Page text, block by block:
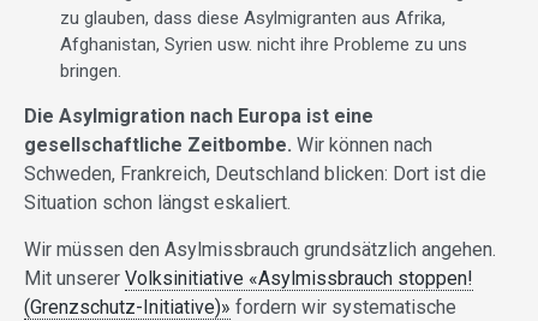
zu glauben, dass diese Asylmigranten aus Afrika,
Afghanistan, Syrien usw. nicht ihre Probleme zu uns
bringen.
Die Asylmigration nach Europa ist eine
gesellschaftliche Zeitbombe. Wir können nach
Schweden, Frankreich, Deutschland blicken: Dort ist die
Situation schon längst eskaliert.
Wir müssen den Asylmissbrauch grundsätzlich angehen.
Mit unserer Volksinitiative «Asylmissbrauch stoppen!
(Grenzschutz-Initiative)» fordern wir systematische